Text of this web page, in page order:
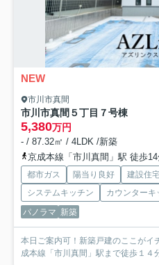
NEW
市川市真間
市川市真間５丁目 ７号棟
5,380万円
- / 87.32㎡ / 4LDK /新築
京成本線「市川真間」駅 徒歩
都市ガス 陽当り良好 建設住
システムキッチン
カウンターキ
パノラマ 新築
本日ご案内可！新築戸建のここが
成本線「市川真間」駅まで徒歩１